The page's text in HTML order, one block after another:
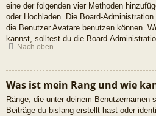
eine der folgenden vier Methoden
oder Hochladen. Die Board-
die Benutzer Avatare benutzen können.
kannst, solltest du die Board-
Nach oben
Was ist mein Rang und wie
Ränge, die unter deinem Benutzernamen
Beiträge du bislang erstellt hast oder